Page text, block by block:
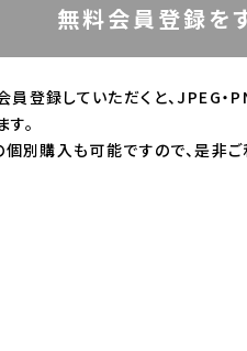
無料会員登録を
員登録していただくと、JPEG
。
個別購入も可能ですので、是非ご